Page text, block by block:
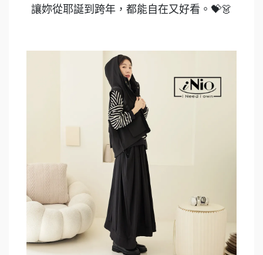
讓妳從耶誕到跨年，都能自在又好看。💝👗